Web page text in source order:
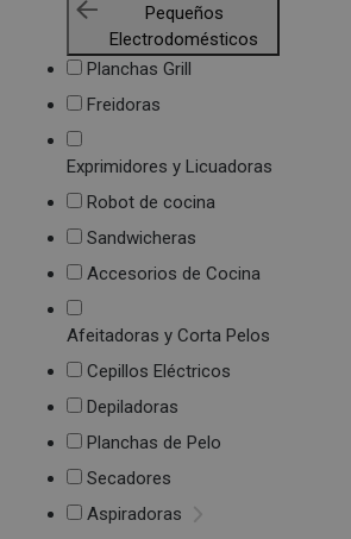
Pequeños
Electrodomésticos
Planchas Grill
Freidoras
Exprimidores y Licuadoras
Robot de cocina
Sandwicheras
Accesorios de Cocina
Afeitadoras y Corta Pelos
Cepillos Eléctricos
Depiladoras
Planchas de Pelo
Secadores
Aspiradoras